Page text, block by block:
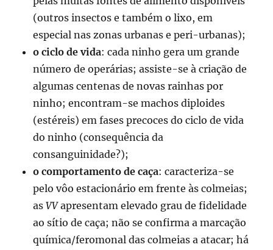
(outros insectos e também o lixo, em
especial nas zonas urbanas e peri-urbanas);
o ciclo de vida: cada ninho gera um grande
número de operárias; assiste-se à criação de
algumas centenas de novas rainhas por
ninho; encontram-se machos diploides
(estéreis) em fases precoces do ciclo de vida
do ninho (consequência da
consanguinidade?);
o comportamento de caça: caracteriza-se
pelo vôo estacionário em frente às colmeias;
asVVapresentam elevado grau de fidelidade
ao sítio de caça; não se confirma a marcação
química/feromonal das colmeias a atacar; há